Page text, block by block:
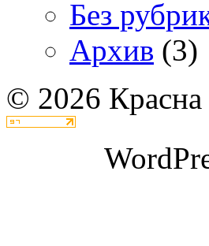
Без
Архив (3)
© 2026 Красна